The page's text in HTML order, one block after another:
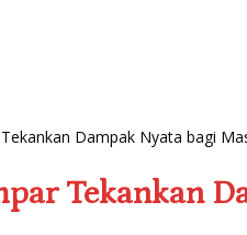
Dampak Nyata bagi
Tekankan